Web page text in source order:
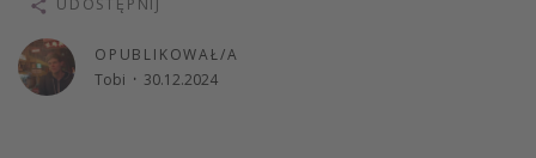
Wakacje All Inclusive
Wakacje do 1000 PLN
Wakacje z dziećmi
OPUBLIKOWAŁ/A
Tobi · 30.12.2024
UDOSTĘPNIJ